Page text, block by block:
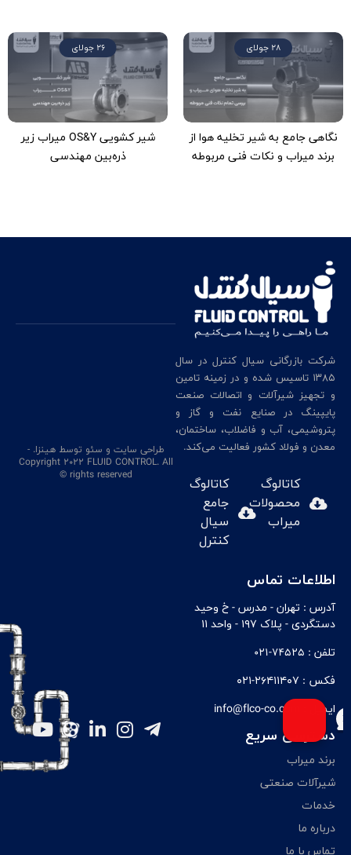
28 جولای
نگاهی جامع به شیر تخلیه هوا از
برند میراب و نکات فنی مربوطه
26 جولای
شیر کشویی OS&Y میراب زیر
ذره‌بین مهندسی
شرکت بازرگانی سیال کنترل در سال
۱۳۸۵ تاسیس شده و در زمینه تامین
و تجهیز شیرآلات و اتصالات صنعت
پایپینگ در صنایع نفت و گاز و
پتروشیمی، آب و فاضلاب، ساختمان،
معدن و فولاد کشور فعالیت می‌کند.
کاتالوگ
محصولات
میراب
کاتالوگ
جامع
سیال
کنترل
اطلاعات تماس
آدرس : تهران - مدرس - خ وحيد
دستگردی - پلاک ۱۹۷ - واحد ۱۱
تلفن :
فکس :
ایمیل :
دسترسی سریع
برند میراب
شیرآلات صنعتی
خدمات
درباره ما
تماس با ما
طراحی سایت و سئو توسط هینزا. -
Copyright 2022 FLUID CONTROL. All
rights reserved ©